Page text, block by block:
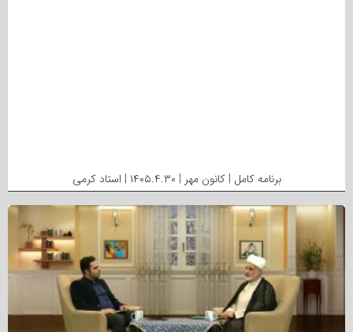
برنامه کامل | کانون مهر | ۱۴۰۵.۴.۳۰ | استاد کرمی